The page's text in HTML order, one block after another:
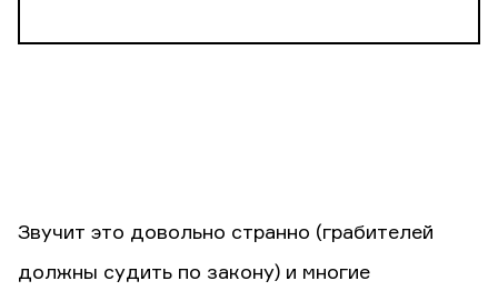
Звучит это довольно странно (грабителей
должны судить по закону) и многие